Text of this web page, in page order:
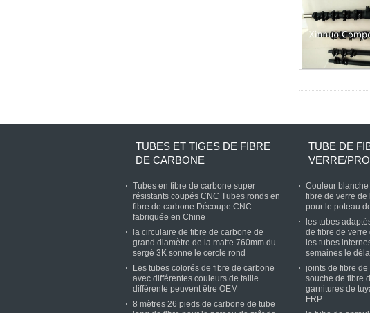
TUBES ET TIGES DE FIBRE
DE CARBONE
Tubes en fibre de carbone super
résistants coupés CNC Tubes ronds en
fibre de carbone Découpe CNC
fabriquée en Chine
la circulaire de fibre de carbone de
grand diamètre de la matte 760mm du
sergé 3K sonne le cercle rond
Les tubes colorés de fibre de carbone
avec différentes couleurs de taille
différente peuvent être OEM
8 mètres 26 pieds de carbone de tube
TUBE DE
VERRE/
Couleur
fibre de verre
pour le poteau
les tubes
de fibre de verre
les tubes
semaines le
joints de fibre
souche de fibre
garnitures de
FRP